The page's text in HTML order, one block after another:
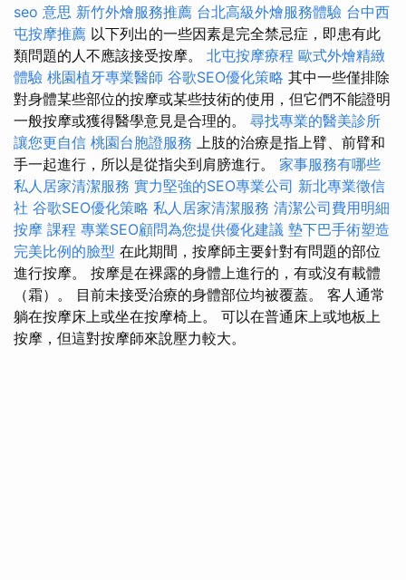
seo 意思 新竹外燴服務推薦 台北高級外燴服務體驗 台中西
屯按摩推薦 以下列出的一些因素是完全禁忌症，即患有此
類問題的人不應該接受按摩。 北屯按摩療程 歐式外燴精緻
體驗 桃園植牙專業醫師 谷歌SEO優化策略 其中一些僅排除
對身體某些部位的按摩或某些技術的使用，但它們不能證明
一般按摩或獲得醫學意見是合理的。 尋找專業的醫美診所
讓您更自信 桃園台胞證服務 上肢的治療是指上臂、前臂和
手一起進行，所以是從指尖到肩膀進行。 家事服務有哪些
私人居家清潔服務 實力堅強的SEO專業公司 新北專業徵信
社 谷歌SEO優化策略 私人居家清潔服務 清潔公司費用明細
按摩 課程 專業SEO顧問為您提供優化建議 墊下巴手術塑造
完美比例的臉型 在此期間，按摩師主要針對有問題的部位
進行按摩。 按摩是在裸露的身體上進行的，有或沒有載體
（霜）。 目前未接受治療的身體部位均被覆蓋。 客人通常
躺在按摩床上或坐在按摩椅上。 可以在普通床上或地板上
按摩，但這對按摩師來說壓力較大。